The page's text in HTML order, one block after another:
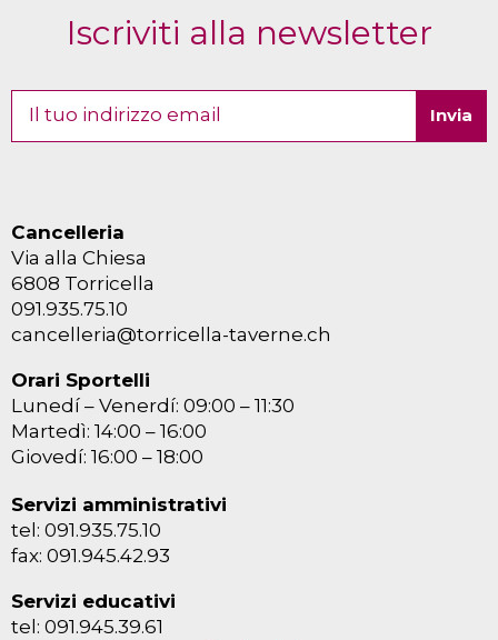
Iscriviti alla newsletter
Cancelleria
Via alla Chiesa
6808 Torricella
091.935.75.10
cancelleria@torricella-taverne.ch
Orari Sportelli
Lunedí – Venerdí: 09:00 – 11:30
Martedì: 14:00 – 16:00
Giovedí: 16:00 – 18:00
Servizi amministrativi
tel: 091.935.75.10
fax: 091.945.42.93
Servizi educativi
tel: 091.945.39.61